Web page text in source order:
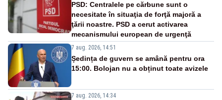
PSD: Centralele pe cărbune sunt o
necesitate în situaţia de forţă majoră a
ţării noastre. PSD a cerut activarea
mecanismului european de urgenţă
7 aug. 2026, 14:51
Ședința de guvern se amână pentru ora
15:00. Bolojan nu a obținut toate avizele
7 aug. 2026, 14:34